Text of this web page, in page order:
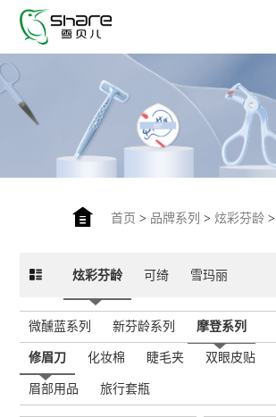
首页 > 品牌系列 > 炫彩芬龄>
炫彩芬龄 可绮 雪玛丽
微醺蓝系列 新芬龄系列 摩登系列
修眉刀 化妆棉 睫毛夹 双眼皮贴
眉部用品 旅行套瓶